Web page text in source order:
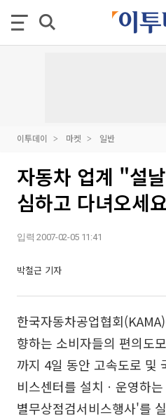
이투데이 마켓 일반
자동차 업계 "설
심하고 다녀오세
입력 2007-02-05 11:41
박철근 기자
한국자동차공업협회
향하는 소비자들의 편의도
까지 4일 동안 고속도로 및
비스센터를 설치ㆍ운영하
별무상점검서비스행사'를